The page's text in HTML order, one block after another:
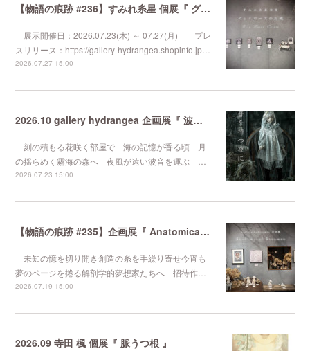
【物語の痕跡 #236】すみれ糸星 個展『 グレイローズのお城 』
展示開催日：2026.07.23(木) ～ 07.27(月) プレ
スリリース：https://gallery-hydrangea.shopinfo.jp…
2026.07.27 15:00
2026.10 gallery hydrangea 企画展『 波音を待つ夜に 』
刻の積もる花咲く部屋で 海の記憶が香る頃 月
の揺らめく霧海の森へ 夜風が遠い波音を運ぶ …
2026.07.23 15:00
【物語の痕跡 #235】企画展『 Anatomical Dreamer 』
未知の憶を切り開き創造の糸を手繰り寄せ今宵も
夢のページを捲る解剖学的夢想家たちへ 招待作…
2026.07.19 15:00
2026.09 寺田 楓 個展『 脈うつ根 』